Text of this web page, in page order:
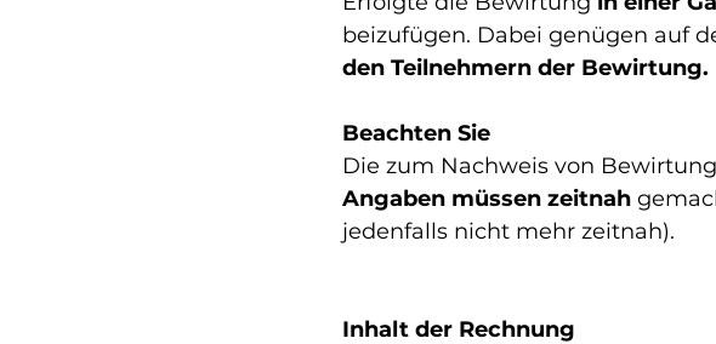
beizufügen. Dabei genügen auf
den Teilnehmern der Bewirtung.
Beachten Sie
Die zum Nachweis von
Angaben müssen zeitnah
jedenfalls nicht mehr zeitnah).
Inhalt der Rechnung